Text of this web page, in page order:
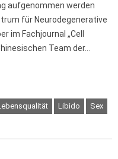
aufgenommen werden
für Neurodegenerative
im Fachjournal „Cell
Team der…
Libido Sex